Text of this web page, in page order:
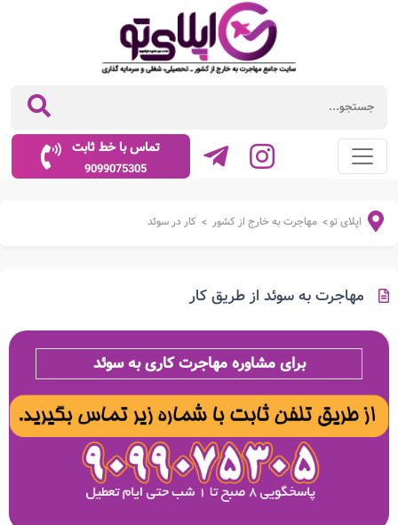
تماس با خط ثابت
9099075305
اپلای تو> مهاجرت به خارج از کشور > کار در سوئد
مهاجرت به سوئد از طریق کار
برای مشاوره مهاجرت کاری به سوئد